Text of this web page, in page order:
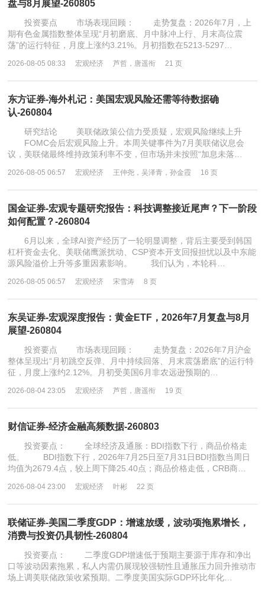
盘与8月展望-260805
投资要点 市场表现回顾： 走势复盘：2026年7月，上
期有色金属指数整体呈现“月初磨底、月中脉冲上行、月末高位震
荡”的运行特征，月度上涨约3.21%。月初指数在5213-5297…
2026-08-05 08:33 宏观经济 芦哲，唐遥衔 21 页
东方证券-海外札记：美国宏观风险还需等待数据确
认-260804
研究结论 美联储政策公信力受质疑，宏观风险继续上升
FOMC会后宏观风险上升。本周关键事件为7月美联储议息会
议，美联储最终维持政策利率不变，但市场并未按照“加息未落…
2026-08-05 06:57 宏观经济 王仲尧，吴泽青，孙金霞 16 页
国金证券-宏观专题研究报告：科技调整接近尾声？下一阶段
如何配置？-260804
6月以来，全球AI资产经历了一轮明显调整，背后主要受到韩国
杠杆资金去化、美联储鹰派扰动、CSP资本开支回报担忧以及中东能
源风险溢价上升等多重因素影响。 我们认为，本轮科…
2026-08-05 06:57 宏观经济 宋雪涛 8 页
东吴证券-宏观深度报告：黄金ETF，2026年7月复盘与8月
展望-260804
投资要点 市场表现回顾： 走势复盘：2026年7月沪金
整体呈现出“月初跳空反弹、月中持续回落、月末震荡磨底”的运行特
征，月度上涨约2.12%。月初受美国6月非农远逊预期的…
2026-08-04 23:05 宏观经济 芦哲，唐遥衔 19 页
财信证券-经济金融高频数据-260803
投资要点： 全球经济及通胀：BDI指数下行，商品价格走
低。 BDI指数下行，2026年7月25日至7月31日BDI指数当周日
均值为2679.4点，较上周下降25.40点；商品价格走低，CRB商…
2026-08-04 23:00 宏观经济 叶彬 22 页
联储证券-美国二季度GDP：增速放缓，波动项拖累增长，
消费与投资仍具韧性-260804
投资要点： 二季度GDP增速低于预期主要源于库存和净出
口等波动因素拖累，私人内需仍展现较强韧性且通胀压力回升推动市
场上调美联储政策收紧预期。二季度美国实际GDP环比年化…